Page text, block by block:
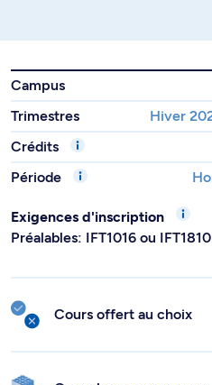
Campus
Trimestres
Hiver
Crédits
Période
Exigences d'inscription
Préalables: IFT1016 ou
Cours offert au choix